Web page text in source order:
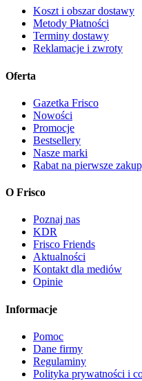
Koszt i obszar dostawy
Metody Płatności
Terminy dostawy
Reklamacje i zwroty
Oferta
Gazetka Frisco
Nowości
Promocje
Bestsellery
Nasze marki
Rabat na pierwsze
O Frisco
Poznaj nas
KDR
Frisco Friends
Aktualności
Kontakt dla mediów
Opinie
Informacje
Pomoc
Dane firmy
Regulaminy
Polityka prywatności i